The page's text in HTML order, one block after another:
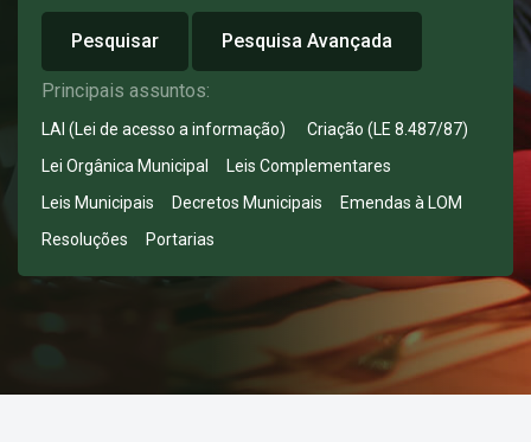
Pesquisar Pesquisa Avançada
Principais assuntos:
LAI (Lei de acesso a informação)
Criação (LE 8.487/87)
Lei Orgânica Municipal
Leis Complementares
Leis Municipais
Decretos Municipais
Emendas à LOM
Resoluções
Portarias